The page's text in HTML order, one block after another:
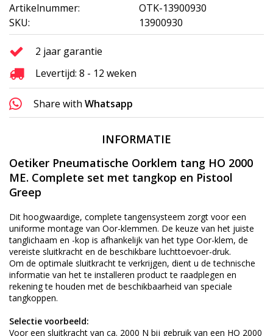
Artikelnummer:
OTK-13900930
SKU:
13900930
2 jaar garantie
Levertijd: 8 - 12 weken
Share with Whatsapp
INFORMATIE
Oetiker Pneumatische Oorklem tang HO 2000
ME. Complete set met tangkop en Pistool
Greep
Dit hoogwaardige, complete tangensysteem zorgt voor een
uniforme montage van Oor-klemmen. De keuze van het juiste
tanglichaam en -kop is afhankelijk van het type Oor-klem, de
vereiste sluitkracht en de beschikbare luchttoevoer-druk.
Om de optimale sluitkracht te verkrijgen, dient u de technische
informatie van het te installeren product te raadplegen en
rekening te houden met de beschikbaarheid van speciale
tangkoppen.
Selectie voorbeeld:
Voor een sluitkracht van ca. 2000 N bij gebruik van een HO 2000